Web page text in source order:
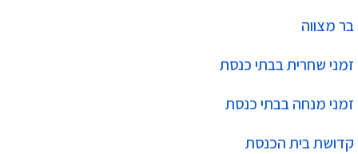
בר מצווה
זמני שחרית בבתי כנסת
זמני מנחה בבתי כנסת
קדושת בית הכנסת